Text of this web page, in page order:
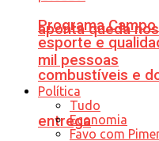
aponta queda
combustíveis e
entrega
Programa
esporte e
mil pessoas
Política
Tudo
Economia
Favo com